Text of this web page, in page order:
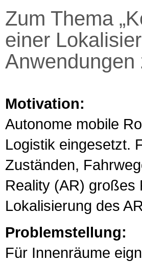
Zum Thema
einer
Anwendungen
Motivation:
Autonome mobile
Logistik eingesetzt.
Zuständen,
Reality (AR) großes
Lokalisierung des
Problemstellung:
Für Innenräume